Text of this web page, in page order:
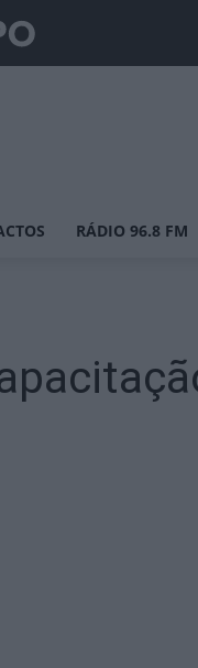
RÁDIO 96.8 FM